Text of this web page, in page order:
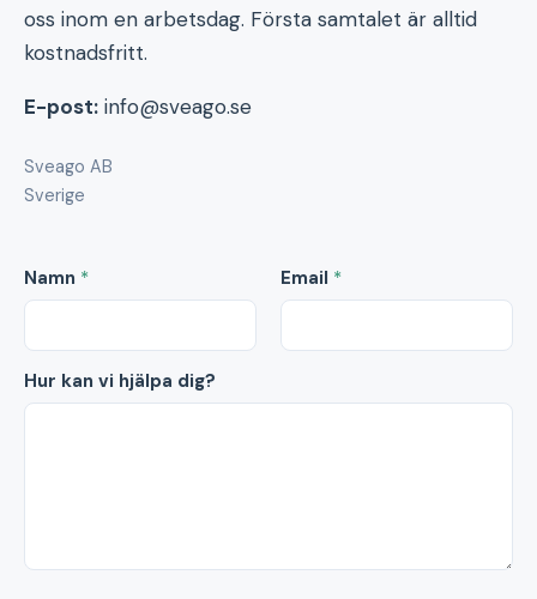
oss inom en arbetsdag. Första samtalet är alltid
kostnadsfritt.
E-post: info@sveago.se
Sveago AB
Sverige
Namn * Email *
Hur kan vi hjälpa dig?